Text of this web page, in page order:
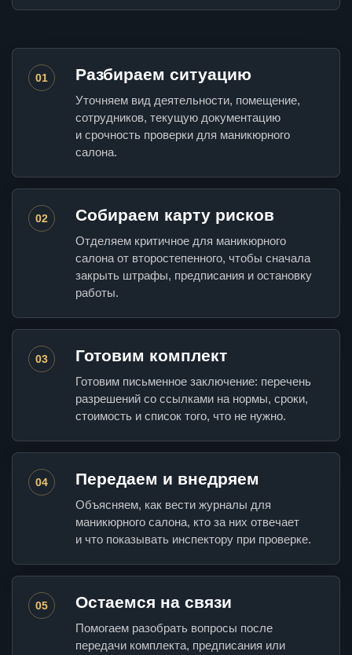
01 Разбираем ситуацию
Уточняем вид деятельности, помещение,
сотрудников, текущую документацию
и срочность проверки для маникюрного
салона.
02 Собираем карту рисков
Отделяем критичное для маникюрного
салона от второстепенного, чтобы сначала
закрыть штрафы, предписания и остановку
работы.
03 Готовим комплект
Готовим письменное заключение: перечень
разрешений со ссылками на нормы, сроки,
стоимость и список того, что не нужно.
04 Передаем и внедряем
Объясняем, как вести журналы для
маникюрного салона, кто за них отвечает
и что показывать инспектору при проверке.
05 Остаемся на связи
Помогаем разобрать вопросы после
передачи комплекта, предписания или